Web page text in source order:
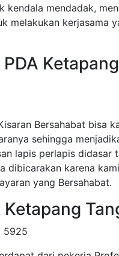
kendala mendadak,
melakukan kerjasama
Ketapang
Bersahabat bisa
sehingga
lapis perlapis didasar
dibicarakan karena
yang Bersahabat.
5925